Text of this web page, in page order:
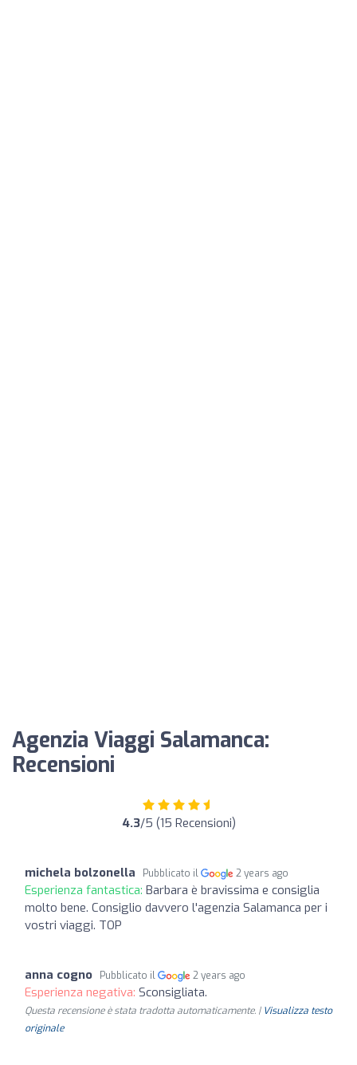
Agenzia Viaggi Salamanca:
Recensioni
4.3/5 (15 Recensioni)
michela bolzonella Pubblicato il 2 years ago
Esperienza fantastica: Barbara è bravissima e consiglia
molto bene. Consiglio davvero l'agenzia Salamanca per i
vostri viaggi. TOP
anna cogno Pubblicato il 2 years ago
Esperienza negativa: Sconsigliata.
Questa recensione è stata tradotta automaticamente. | Visualizza testo
originale